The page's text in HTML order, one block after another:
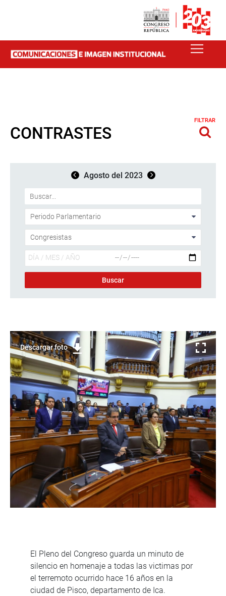
CONTRASTES
FILTRAR
Agosto del 2023
Descargar foto
El Pleno del Congreso guarda un minuto de
silencio en homenaje a todas las victimas por
el terremoto ocurrido hace 16 años en la
ciudad de Pisco, departamento de Ica.